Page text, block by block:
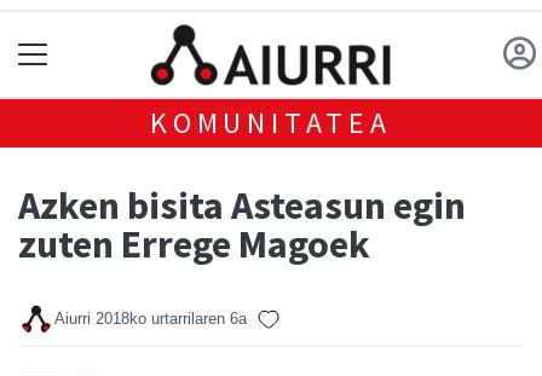
KOMUNITATEA
Azken bisita Asteasun egin
zuten Errege Magoek
Aiurri 2018ko urtarrilaren 6a